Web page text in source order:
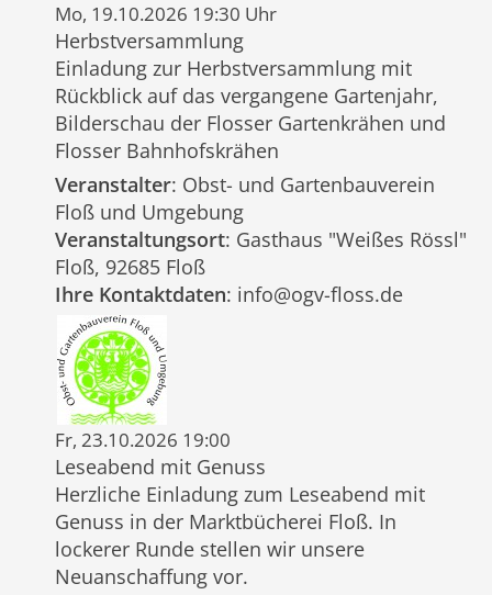
Mo, 19.10.2026 19:30 Uhr
Herbstversammlung
Einladung zur Herbstversammlung mit
Rückblick auf das vergangene Gartenjahr,
Bilderschau der Flosser Gartenkrähen und
Flosser Bahnhofskrähen
Veranstalter: Obst- und Gartenbauverein
Floß und Umgebung
Veranstaltungsort: Gasthaus "Weißes Rössl"
Floß, 92685 Floß
Ihre Kontaktdaten: info@ogv-floss.de
Fr, 23.10.2026 19:00
Leseabend mit Genuss
Herzliche Einladung zum Leseabend mit
Genuss in der Marktbücherei Floß. In
lockerer Runde stellen wir unsere
Neuanschaffung vor.